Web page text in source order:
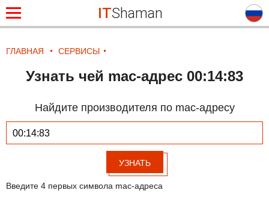
ITShaman
ГЛАВНАЯ СЕРВИСЫ
Узнать чей mac-адрес 00:14:83
Найдите производителя по mac-адресу
УЗНАТЬ
Введите 4 первых символа mac-адреса